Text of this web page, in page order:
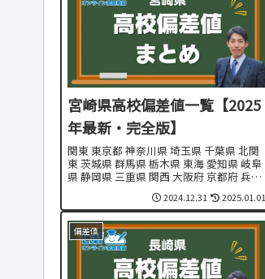
宮崎県高校偏差値一覧【2025
年最新・完全版】
関東 東京都 神奈川県 埼玉県 千葉県 北関
東 茨城県 群馬県 栃木県 東海 愛知県 岐阜
県 静岡県 三重県 関西 大阪府 京都府 兵庫
県 奈良県 滋賀県 和歌山県 東北・北海道
北海道 青森県 秋田県 岩手県 山形県 宮城
県 福島県 九州...
2024.12.31 2025.01.01
偏差値